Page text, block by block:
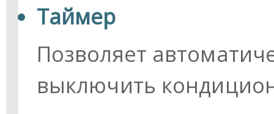
Таймер
Позволяет
выключить